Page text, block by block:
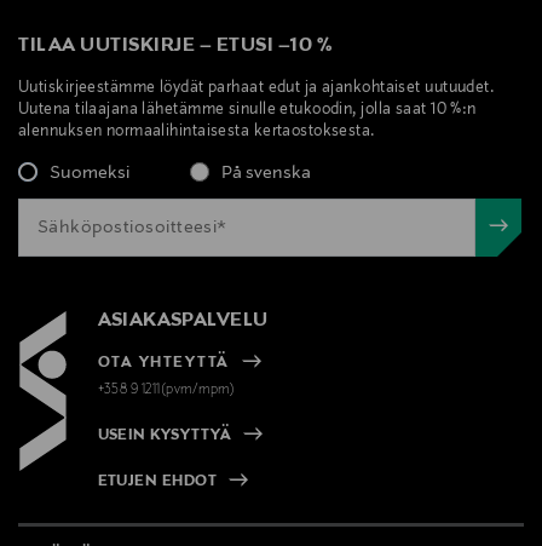
TILAA UUTISKIRJE – ETUSI –10 %
Uutiskirjeestämme löydät parhaat edut ja ajankohtaiset uutuudet.
Uutena tilaajana lähetämme sinulle etukoodin, jolla saat 10 %:n
alennuksen normaalihintaisesta kertaostoksesta.
Suomeksi På svenska
ASIAKASPALVELU
OTA YHTEYTTÄ
+358 9 1211(pvm/mpm)
USEIN KYSYTTYÄ
ETUJEN EHDOT